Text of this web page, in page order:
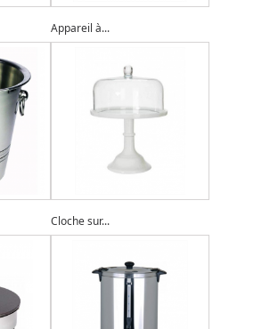
Appareil à...
Cloche sur...